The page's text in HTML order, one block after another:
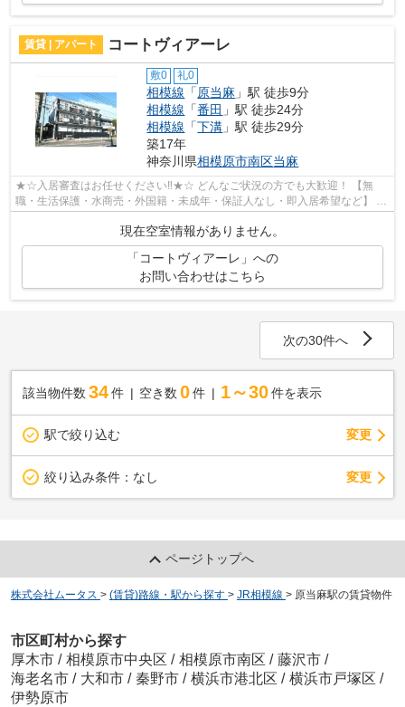
賃貸 | アパート コートヴィアーレ
敷0 礼0
相模線 「原当麻 」駅 徒歩9分
相模線 「番田 」駅 徒歩24分
相模線 「下溝 」駅 徒歩29分
築17年
神奈川県相模原市南区当麻
★☆入居審査はお任せください‼★☆ どんなご状況の方でも大歓迎！ 【無
職・生活保護・水商売・外国籍・未成年・保証人なし・即入居希望など】 ネ
現在空室情報がありません。
「コートヴィアーレ」への
お問い合わせはこちら
次の30件へ
該当物件数 34件 空き数 0 件 1～30 件を表示
駅で絞り込む 変更
絞り込み条件： なし 変更
ページトップへ
株式会社ムータス > (賃貸)路線・駅から探す > JR相模線 > 原当麻駅の賃貸物件
市区町村から探す
厚木市 / 相模原市中央区 / 相模原市南区 / 藤沢市 /
海老名市 / 大和市 / 秦野市 / 横浜市港北区 / 横浜市戸塚区 /
伊勢原市